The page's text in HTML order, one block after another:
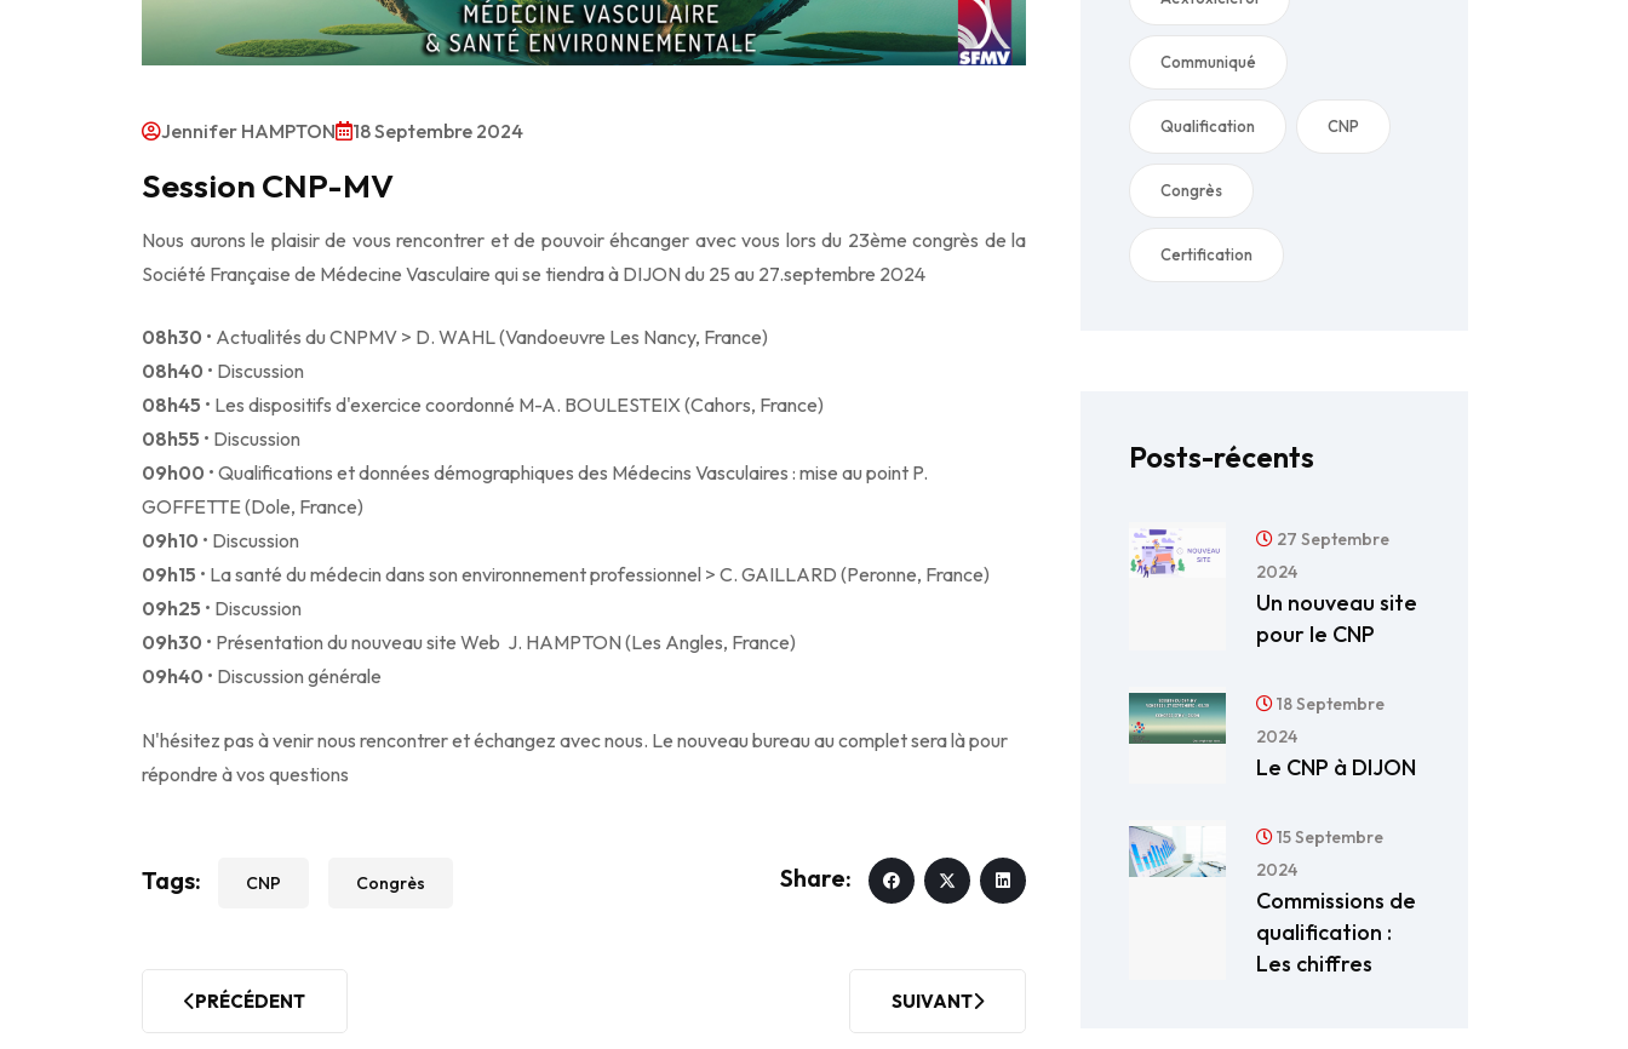
Jennifer HAMPTON 18 Septembre 2024
Session CNP-MV
Nous aurons le plaisir de vous rencontrer et de pouvoir éhcanger avec vous lors du 23ème congrès de la
Société Française de Médecine Vasculaire qui se tiendra à DIJON du 25 au 27.septembre 2024
08h30 • Actualités du CNPMV > D. WAHL (Vandoeuvre Les Nancy, France)
08h40 • Discussion
08h45 • Les dispositifs d'exercice coordonné M-A. BOULESTEIX (Cahors, France)
08h55 • Discussion
09h00 • Qualifications et données démographiques des Médecins Vasculaires : mise au point P.
GOFFETTE (Dole, France)
09h10 • Discussion
09h15 • La santé du médecin dans son environnement professionnel > C. GAILLARD (Peronne, France)
09h25 • Discussion
09h30 • Présentation du nouveau site Web J. HAMPTON (Les Angles, France)
09h40 • Discussion générale
N'hésitez pas à venir nous rencontrer et échangez avec nous. Le nouveau bureau au complet sera là pour
répondre à vos questions
CNP Congrès
ARTICLE PRÉCÉDENT : UN NOUVEAU SITE POUR LE CNP
PRÉCÉDENT ARTICLE SUIVANT : COMMISSIONS DE QUALIFICATION : LES CHIFFRES
SUIVANT
Communiqué
Qualification CNP
Congrès
Certification
Posts-récents
27 Septembre
2024
Un nouveau site
pour le CNP
18 Septembre
2024
Le CNP à DIJON
15 Septembre
2024
Commissions de
qualification :
Les chiffres